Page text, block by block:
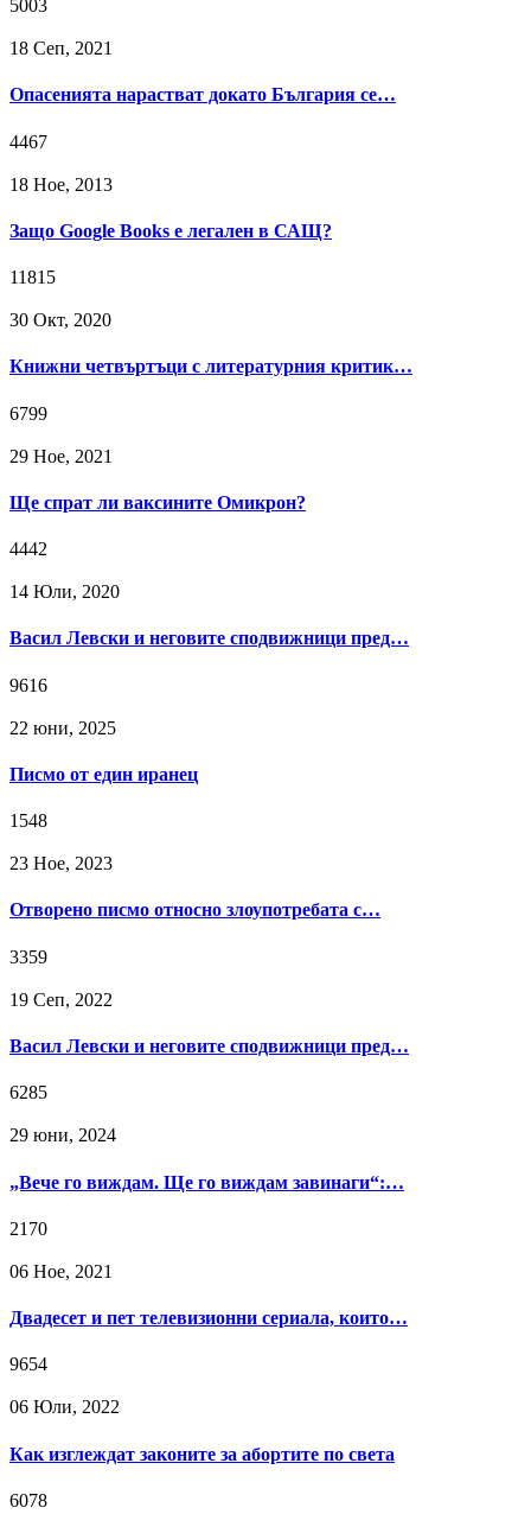
5003
18 Сeп, 2021
Опасенията нарастват докато България се…
4467
18 Ное, 2013
Защо Google Books е легален в САЩ?
11815
30 Окт, 2020
Книжни четвъртъци с литературния критик…
6799
29 Ное, 2021
Ще спрат ли ваксините Омикрон?
4442
14 Юли, 2020
Васил Левски и неговите сподвижници пред…
9616
22 юни, 2025
Писмо от един иранец
1548
23 Ное, 2023
Отворено писмо относно злоупотребата с…
3359
19 Сeп, 2022
Васил Левски и неговите сподвижници пред…
6285
29 юни, 2024
„Вече го виждам. Ще го виждам завинаги“:…
2170
06 Ное, 2021
Двадесет и пет телевизионни сериала, които…
9654
06 Юли, 2022
Как изглеждат законите за абортите по света
6078